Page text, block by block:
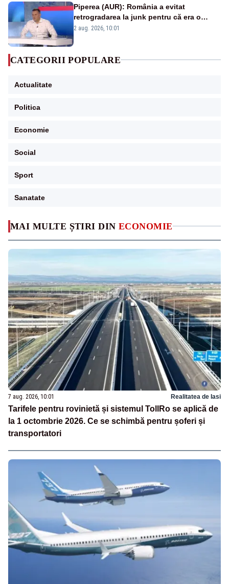
MAI MULTE ȘTIRI DIN ECONOMIE
7 aug. 2026, 10:01 Realitatea de Iasi
Tarifele pentru rovinietă și sistemul TollRo se aplică de
la 1 octombrie 2026. Ce se schimbă pentru șoferi și
transportatori
Piperea (AUR): România a evitat
retrogradarea la junk pentru că era o
catastrofă pentru bănci și fondurile de
2 aug. 2026, 10:01
CATEGORII POPULARE
Actualitate
Politica
Economie
Social
Sport
Sanatate